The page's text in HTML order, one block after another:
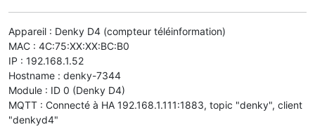
Appareil : Denky D4 (compteur téléinformation)
MAC : 4C:75:XX:XX:BC:B0
IP : 192.168.1.52
Hostname : denky-7344
Module : ID 0 (Denky D4)
MQTT : Connecté à HA 192.168.1.111:1883, topic "denky", client
"denkyd4"